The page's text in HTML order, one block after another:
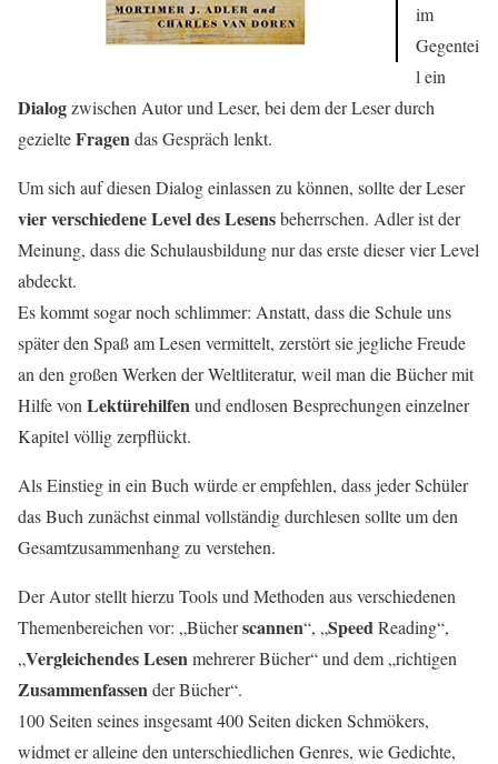
im
Gegentei
l ein
Dialogzwischen Autor und Leser, bei dem der Leser durch
gezielteFragendas Gespräch lenkt.
Um sich auf diesen Dialog einlassen zu können, sollte der Leser
vier verschiedene Level des Lesensbeherrschen. Adler ist der
Meinung, dass die Schulausbildung nur das erste dieser vier Level
abdeckt.
Es kommt sogar noch schlimmer: Anstatt, dass die Schule uns
später den Spaß am Lesen vermittelt, zerstört sie jegliche Freude
an den großen Werken der Weltliteratur, weil man die Bücher mit
Hilfe von Lektürehilfenund endlosen Besprechungen einzelner
Kapitel völlig zerpflückt.
Als Einstieg in ein Buch würde er empfehlen, dass jeder Schüler
das Buch zunächst einmal vollständig durchlesen sollte um den
Gesamtzusammenhang zu verstehen.
Der Autor stellt hierzu Tools und Methoden aus verschiedenen
Themenbereichen vor: „Bücherscannen“, „SpeedReading“,
„Vergleichendes Lesenmehrerer Bücher“ und dem „richtigen
Zusammenfassender Bücher“.
100 Seiten seines insgesamt 400 Seiten dicken Schmökers,
widmet er alleine den unterschiedlichen Genres, wie Gedichte,